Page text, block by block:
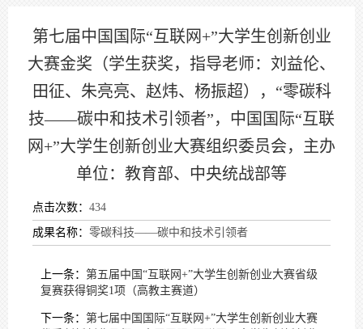
第七届中国国际“互联网+”大学生创新创业
大赛金奖（学生获奖，指导老师：刘益伦、
田征、朱亮亮、赵炜、杨振超），“零碳科
技——碳中和技术引领者”，中国国际“互联
网+”大学生创新创业大赛组织委员会，主办
单位：教育部、中央统战部等
点击次数： 434
成果名称： 零碳科技——碳中和技术引领者
上一条： 第五届中国“互联网+”大学生创新创业大赛省级
复赛获得铜奖1项（高教主赛道）
下一条： 第七届中国国际“互联网+”大学生创新创业大赛